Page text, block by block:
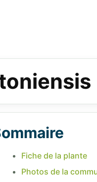
Fiche de la plante
Photos de la